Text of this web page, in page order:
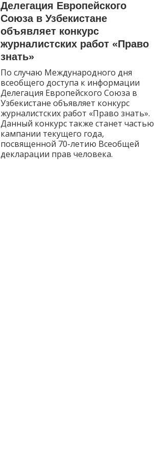
Делегация Европейского
Союза в Узбекистане
объявляет конкурс
журналистских работ «Право
знать»
По случаю Международного дня
всеобщего доступа к информации
Делегация Европейского Союза в
Узбекистане объявляет конкурс
журналистских работ «Право знать».
Данный конкурс также станет частью
кампании текущего года,
посвященной 70-летию Всеобщей
декларации прав человека.